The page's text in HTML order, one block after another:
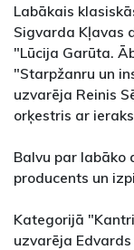
Labākais
Sigvarda Kļavas
"Lūcija Garūta.
"Starpžanru un
uzvarēja Reinis
orķestris ar
Balvu par labāko
producents un
Kategorijā
uzvarēja